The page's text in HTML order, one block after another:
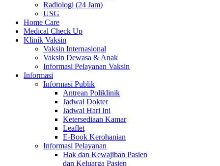
Radiologi (24 Jam)
USG
Home Care
Medical Check Up
Klinik Vaksin
Vaksin Internasional
Vaksin Dewasa & Anak
Informasi Pelayanan Vaksin
Informasi
Informasi Publik
Antrean Poliklinik
Jadwal Dokter
Jadwal Hari Ini
Ketersediaan Kamar
Leaflet
E-Book Kerohanian
Informasi Pelayanan
Hak dan Kewajiban Pasien
dan Keluarga Pasien